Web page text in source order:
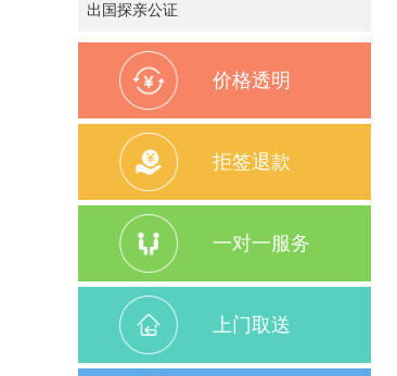
出国探亲公证
价格透明
拒签退款
一对一服务
上门取送